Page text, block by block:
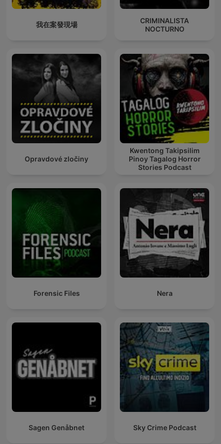
我在案發現場
CRIMINALISTA
NOCTURNO
Opravdové zločiny
Kwentong Takipsilim
Pinoy Tagalog Horror
Stories Podcast
Forensic Files Nera
Sagen Genåbnet Sky Crime Podcast